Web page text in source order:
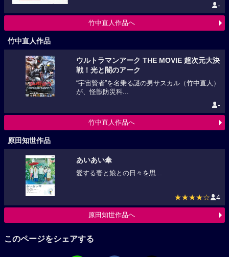
-
竹中直人作品へ
竹中直人作品
ウルトラマンアーク THE MOVIE 超次元大決
戦！光と闇のアーク
“宇宙賢者”を名乗る謎の男サスカル（竹中直人）
が、怪獣防災科...
-
竹中直人作品へ
原田知世作品
あいあい傘
愛する妻と娘との日々を思...
★★★★☆ 4
原田知世作品へ
このページをシェアする